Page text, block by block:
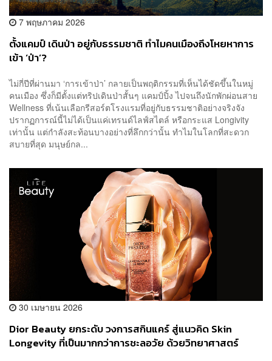
7 พฤษภาคม 2026
ตั้งแคมป์ เดินป่า อยู่กับธรรมชาติ ทำไมคนเมืองถึงโหยหาการ
เข้า ‘ป่า’?
ไม่กี่ปีที่ผ่านมา ‘การเข้าป่า’ กลายเป็นพฤติกรรมที่เห็นได้ชัดขึ้นในหมู่
คนเมือง ซึ่งก็มีตั้งแต่ทริปเดินป่าสั้นๆ แคมป์ปิ้ง ไปจนถึงนักพักผ่อนสาย
Wellness ที่เน้นเลือกรีสอร์ตโรงแรมที่อยู่กับธรรมชาติอย่างจริงจัง
ปรากฏการณ์นี้ไม่ได้เป็นแค่เทรนด์ไลฟ์สไตล์ หรือกระแส Longivity
เท่านั้น แต่กำลังสะท้อนบางอย่างที่ลึกกว่านั้น ทำไมในโลกที่สะดวก
สบายที่สุด มนุษย์กล...
30 เมษายน 2026
Dior Beauty ยกระดับ วงการสกินแคร์ สู่แนวคิด Skin
Longevity ที่เป็นมากกว่าการชะลอวัย ด้วยวิทยาศาสตร์